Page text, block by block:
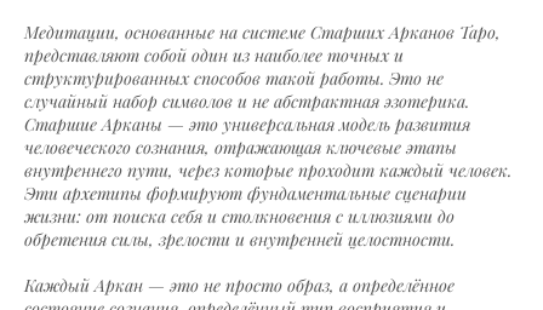
Медитации, основанные на системе Старших Арканов Таро,
представляют собой один из наиболее точных и
структурированных способов такой работы. Это не
случайный набор символов и не абстрактная эзотерика.
Старшие Арканы — это универсальная модель развития
человеческого сознания, отражающая ключевые этапы
внутреннего пути, через которые проходит каждый человек.
Эти архетипы формируют фундаментальные сценарии
жизни: от поиска себя и столкновения с иллюзиями до
обретения силы, зрелости и внутренней целостности.
Каждый Аркан — это не просто образ, а определённое